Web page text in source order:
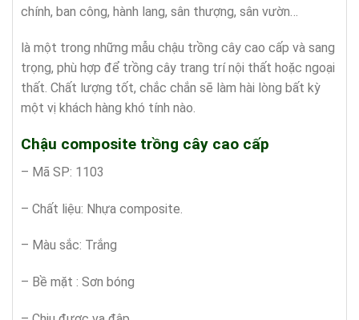
chính, ban công, hành lang, sân thượng, sân vườn…
là một trong những mẫu chậu trồng cây cao cấp và sang
trọng, phù hợp để trồng cây trang trí nội thất hoặc ngoại
thất. Chất lượng tốt, chắc chắn sẽ làm hài lòng bất kỳ
một vị khách hàng khó tính nào.
Chậu composite trồng cây cao cấp
– Mã SP: 1103
– Chất liệu: Nhựa composite.
– Màu sắc: Trắng
– Bề mặt : Sơn bóng